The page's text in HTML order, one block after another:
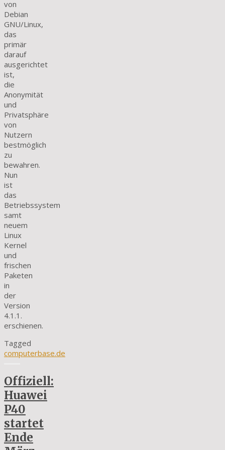
von
Debian
GNU/Linux,
das
primär
darauf
ausgerichtet
ist,
die
Anonymität
und
Privatsphäre
von
Nutzern
bestmöglich
zu
bewahren.
Nun
ist
das
Betriebssystem
samt
neuem
Linux
Kernel
und
frischen
Paketen
in
der
Version
4.1.1.
erschienen.
Tagged
computerbase.de
Offiziell:
Huawei
P40
startet
Ende